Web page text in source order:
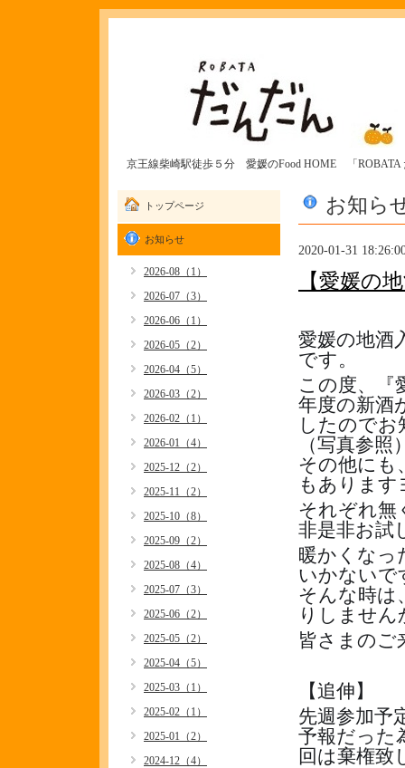
京王線柴崎駅徒歩５分 愛媛のFood HOME 「ROBATA
お知ら
2020-01-31
【愛媛の
愛媛の地酒
です。
この度、『
年度の新酒
したのでお
（写真参照
その他にも
もあります
それぞれ無
非是非お試
暖かくな
いかない
そんな時は
りしません
皆さまのご
【追伸】
先週参加予
予報だった
回は棄権致
トップページ
お知らせ
2026-08（1）
2026-07（3）
2026-06（1）
2026-05（2）
2026-04（5）
2026-03（2）
2026-02（1）
2026-01（4）
2025-12（2）
2025-11（2）
2025-10（8）
2025-09（2）
2025-08（4）
2025-07（3）
2025-06（2）
2025-05（2）
2025-04（5）
2025-03（1）
2025-02（1）
2025-01（2）
2024-12（4）